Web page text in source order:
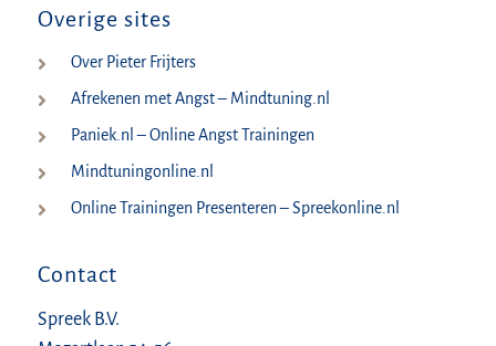
Overige sites
Over Pieter Frijters
Afrekenen met Angst – Mindtuning.nl
Paniek.nl – Online Angst Trainingen
Mindtuningonline.nl
Online Trainingen Presenteren – Spreekonline.nl
Contact
Spreek B.V.